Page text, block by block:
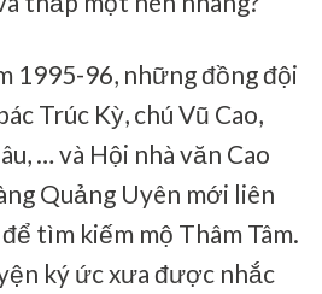
1995-96, những đồng đội
Trúc Kỳ, chú Vũ Cao,
… và Hội nhà văn Cao
Quảng Uyên mới liên
tìm kiếm mộ Thâm Tâm.
ký ức xưa được nhắc